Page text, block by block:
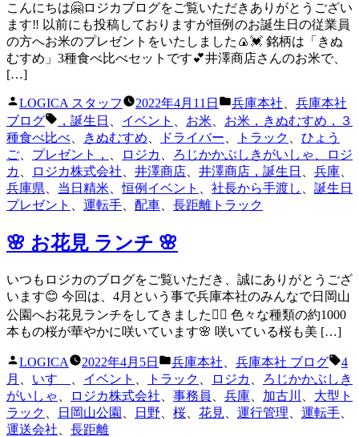
こんにちは🤗ロジカブログをご覧いただきありがとうござい
ます‼️ 以前にも投稿しておりますが恒例のお誕生日の従業員
の方へお米のプレゼントをいたしました🍙💓 銘柄は「きぬ
むすめ」3種食べ比べセットです💕井澤商店さんのお米で、
[…]
投
稿
者:
LOGICA スタッフ 2022年4月11日
カ
テ
ゴ
リ
ー:
兵庫本社
兵庫本社
ブログ
グ:
，誕生日 イベント お米
お米，きぬむすめ，３
種食べ比べ
きぬむすめ ドライバー トラック
ひょう
ご
プレゼント， ロジカ
ろじかかぶしきがいしゃ、ロジ
カ
ロジカ株式会社 井澤商店 井澤商店，誕生日 兵庫
兵庫県
当日精米 、恒例イベント 社長から手渡し
誕生日
プレゼント
運転手 配車 長距離トラック
🌸 お花見 ランチ 🌸
いつもロジカのブログをご覧いただき、誠にありがとうござ
います😊 今回は、4月という事で兵庫本社のみんなで日岡山
公園へお花見ランチをしてきました✌🏻 色々な種類の約1000
本もの桜が華やかに咲いています🌸 咲いている桜も美 […]
投
者:
LOGICA 2022年4月5日
カ
テ
ゴ
リ
兵庫本社 兵庫本社 ブログ
タ
グ:
4
月
いすゞ イベント トラック ロジカ
ろじかかぶしき
がいしゃ
ロジカ株式会社 事務員 兵庫 加古川
大型ト
ラック
日岡山公園 日野 桜 花見 運行管理 運転手
運送会社
長距離